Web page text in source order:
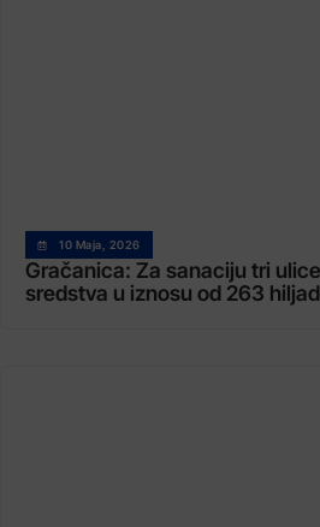
10 Maja, 2026
Gračanica: Za sanaciju tri
sredstva u iznosu od 263